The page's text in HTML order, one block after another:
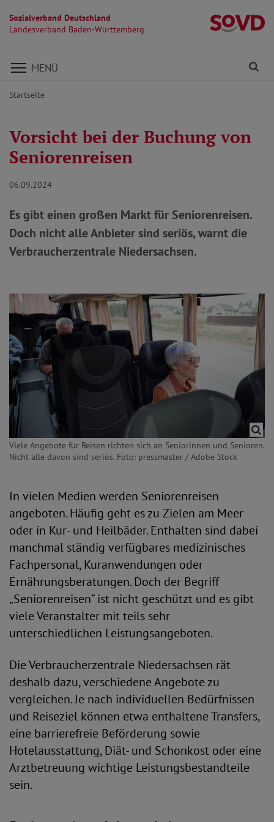
Sozialverband Deutschland
Landesverband Baden-Württemberg
Direkt zu den Inhalten springen
MENÜ
Startseite
Vorsicht bei der Buchung von
Seniorenreisen
06.09.2024
Es gibt einen großen Markt für Seniorenreisen.
Doch nicht alle Anbieter sind seriös, warnt die
Verbraucherzentrale Niedersachsen.
Viele Angebote für Reisen richten sich an Seniorinnen und Senioren.
Nicht alle davon sind seriös. Foto: pressmaster / Adobe Stock
In vielen Medien werden Seniorenreisen
angeboten. Häufig geht es zu Zielen am Meer
oder in Kur- und Heilbäder. Enthalten sind dabei
manchmal ständig verfügbares medizinisches
Fachpersonal, Kuranwendungen oder
Ernährungsberatungen. Doch der Begriff
„Seniorenreisen“ ist nicht geschützt und es gibt
viele Veranstalter mit teils sehr
unterschiedlichen Leistungsangeboten.
Die Verbraucherzentrale Niedersachsen rät
deshalb dazu, verschiedene Angebote zu
vergleichen. Je nach individuellen Bedürfnissen
und Reiseziel können etwa enthaltene Transfers,
eine barrierefreie Beförderung sowie
Hotelausstattung, Diät- und Schonkost oder eine
Arztbetreuung wichtige Leistungsbestandteile
sein.